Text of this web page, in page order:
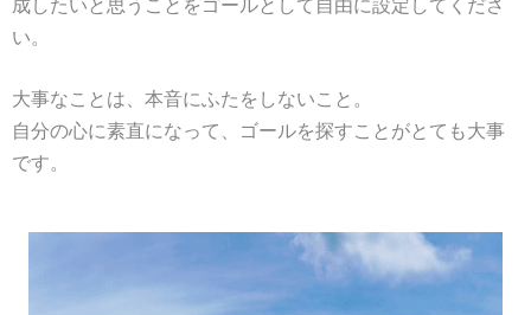
成したいと思うことをゴールとして自由に設定してくださ
い。
大事なことは、本音にふたをしないこと。
自分の心に素直になって、ゴールを探すことがとても大事
です。